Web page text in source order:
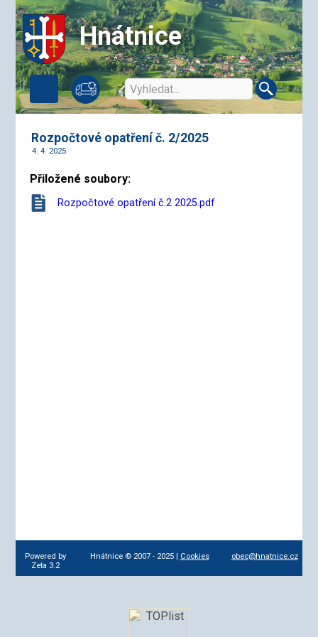
Hnátnice
Rozpočtové opatření č. 2/2025
4. 4. 2025
Přiložené soubory:
Rozpočtové opatření č.2 2025.pdf
Powered by
Zeta 3.2
Hnátnice © 2007 - 2025 | Cookies obec@hnatnice.cz